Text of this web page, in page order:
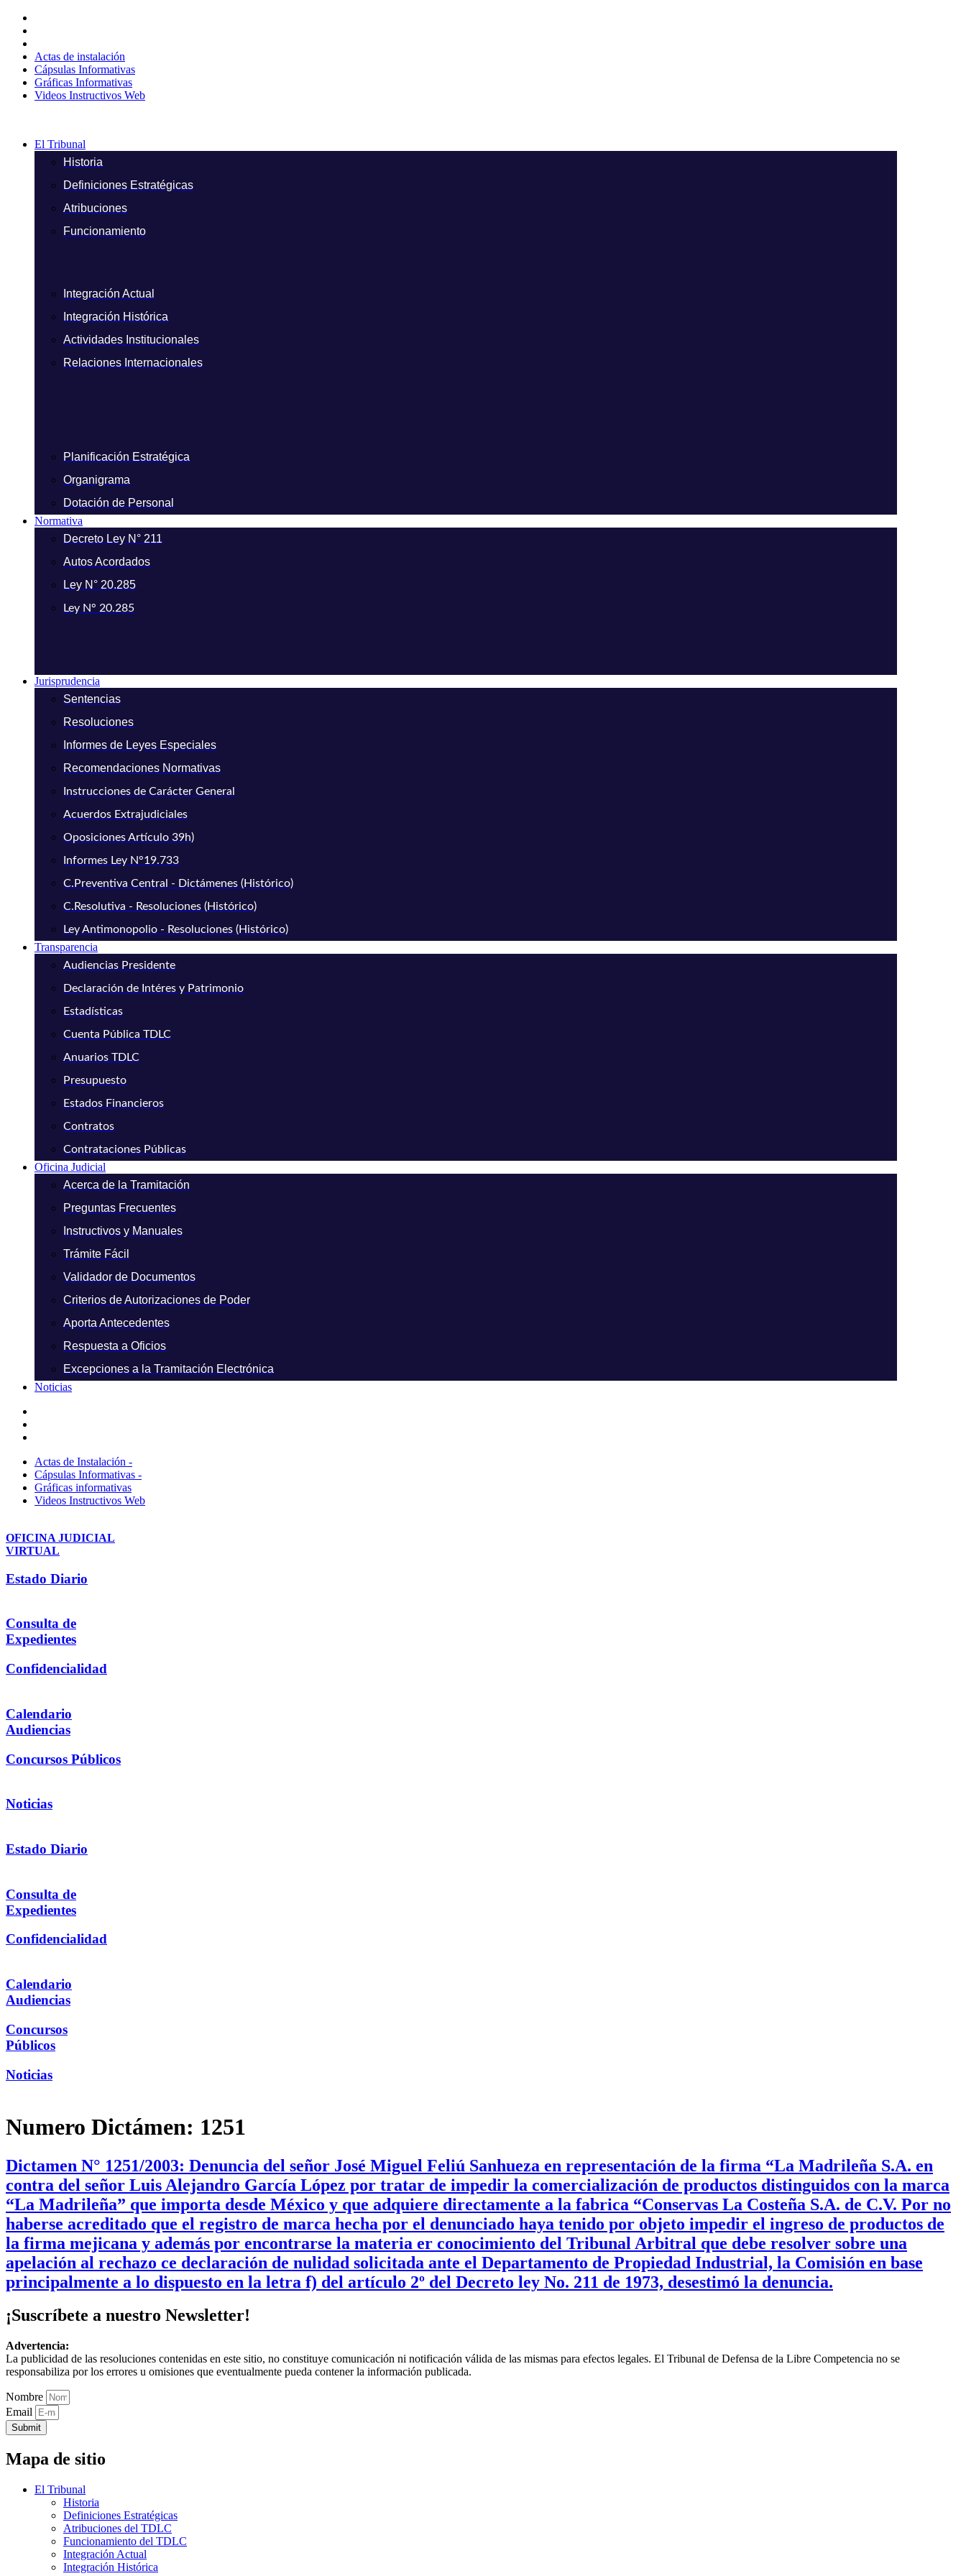
contenido
Actas de instalación
Cápsulas Informativas
Gráficas Informativas
Videos Instructivos Web
El Tribunal
Historia
Definiciones Estratégicas
Atribuciones
Funcionamiento
Integración Actual
Integración Histórica
Actividades Institucionales
Relaciones Internacionales
Planificación Estratégica
Organigrama
Dotación de Personal
Normativa
Decreto Ley N° 211
Autos Acordados
Ley N° 20.285
Ley N° 20.285
Jurisprudencia
Sentencias
Resoluciones
Informes de Leyes Especiales
Recomendaciones Normativas
Instrucciones de Carácter General
Acuerdos Extrajudiciales
Oposiciones Artículo 39h)
Informes Ley N°19.733
C.Preventiva Central - Dictámenes (Histórico)
C.Resolutiva - Resoluciones (Histórico)
Ley Antimonopolio - Resoluciones (Histórico)
Transparencia
Audiencias Presidente
Declaración de Intéres y Patrimonio
Estadísticas
Cuenta Pública TDLC
Anuarios TDLC
Presupuesto
Estados Financieros
Contratos
Contrataciones Públicas
Oficina Judicial
Acerca de la Tramitación
Preguntas Frecuentes
Instructivos y Manuales
Trámite Fácil
Validador de Documentos
Criterios de Autorizaciones de Poder
Aporta Antecedentes
Respuesta a Oficios
Excepciones a la Tramitación Electrónica
Noticias
Actas de Instalación -
Cápsulas Informativas -
Gráficas informativas
Videos Instructivos Web
OFICINA JUDICIAL
VIRTUAL
Estado Diario
Consulta de
Expedientes
Confidencialidad
Calendario
Audiencias
Concursos Públicos
Noticias
Estado Diario
Consulta de
Expedientes
Confidencialidad
Calendario
Audiencias
Concursos
Públicos
Noticias
Numero Dictámen: 1251
Dictamen N° 1251/2003: Denuncia del señor José Miguel Feliú Sanhueza en representación de la firma “La Madrileña S.A. en
contra del señor Luis Alejandro García López por tratar de impedir la comercialización de productos distinguidos con la marca
“La Madrileña” que importa desde México y que adquiere directamente a la fabrica “Conservas La Costeña S.A. de C.V. Por no
haberse acreditado que el registro de marca hecha por el denunciado haya tenido por objeto impedir el ingreso de productos de
la firma mejicana y además por encontrarse la materia er conocimiento del Tribunal Arbitral que debe resolver sobre una
apelación al rechazo ce declaración de nulidad solicitada ante el Departamento de Propiedad Industrial, la Comisión en base
principalmente a lo dispuesto en la letra f) del artículo 2º del Decreto ley No. 211 de 1973, desestimó la denuncia.
¡Suscríbete a nuestro Newsletter!
Advertencia:
La publicidad de las resoluciones contenidas en este sitio, no constituye comunicación ni notificación válida de las mismas para efectos legales. El Tribunal de Defensa de la Libre Competencia no se
responsabiliza por los errores u omisiones que eventualmente pueda contener la información publicada.
Nombre
Email
Submit
Mapa de sitio
El Tribunal
Historia
Definiciones Estratégicas
Atribuciones del TDLC
Funcionamiento del TDLC
Integración Actual
Integración Histórica